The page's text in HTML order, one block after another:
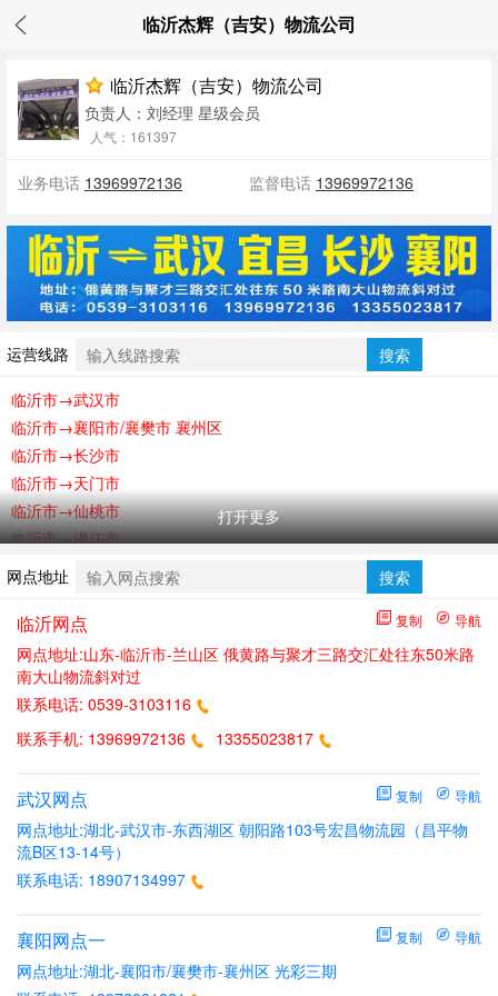
临沂杰辉（吉安）物流公司
临沂杰辉（吉安）物流公司
负责人：刘经理 星级会员
人气：161397
业务电话 13969972136 监督电话 13969972136
运营线路 搜索
临沂市→武汉市
临沂市→襄阳市/襄樊市 襄州区
临沂市→长沙市
临沂市→天门市
临沂市→仙桃市
临沂市→潜江市
临沂市→孝感市
临沂市→十堰市
临沂市→宜昌市
临沂市→鄂州市
临沂市→荆门市
临沂市→荆州市
临沂市→咸宁市
临沂市→随州市
临沂市→恩施州
武汉市→临沂市
打开更多
网点地址 搜索
临沂网点 复制 导航
网点地址:山东-临沂市-兰山区 俄黄路与聚才三路交汇处往东50米路
南大山物流斜对过
联系电话: 0539-3103116
联系手机: 13969972136 13355023817
武汉网点 复制 导航
网点地址:湖北-武汉市-东西湖区 朝阳路103号宏昌物流园（昌平物
流B区13-14号）
联系电话: 18907134997
襄阳网点一 复制 导航
网点地址:湖北-襄阳市/襄樊市-襄州区 光彩三期